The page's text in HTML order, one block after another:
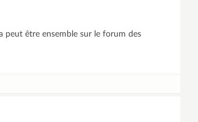
peut être ensemble sur le forum des